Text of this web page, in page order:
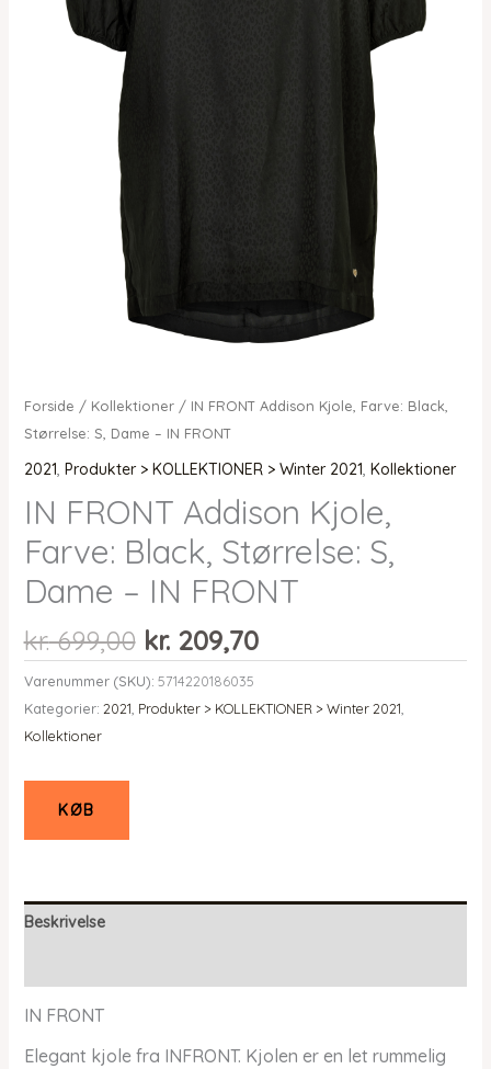
Forside / Kollektioner/ IN FRONT Addison Kjole, Farve: Black,
Størrelse: S, Dame – IN FRONT
2021, Produkter > KOLLEKTIONER > Winter 2021, Kollektioner
IN FRONT Addison Kjole,
Farve: Black, Størrelse: S,
Dame – IN FRONT
kr.699,00 Den
oprindelige
pris
var:
kr.209,70Den
aktuelle
er:
Varenummer (SKU): 5714220186035
Kategorier: 2021 Produkter > KOLLEKTIONER > Winter 2021
Kollektioner
KØB
Beskrivelse
IN FRONT
Elegant kjole fra INFRONT. Kjolen er en let rummelig